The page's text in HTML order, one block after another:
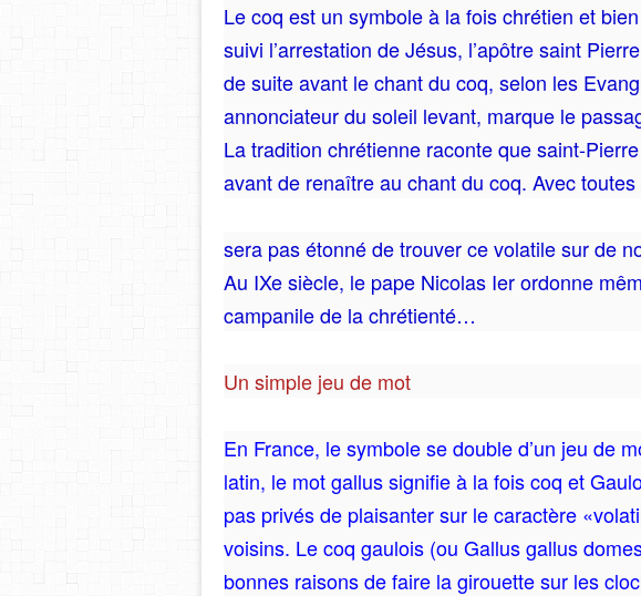
Le coq est un symbole à la fois chrétien et
suivi l’arrestation deJésus, l’apôtre saint
de suite avant le chant du coq, selon les
annonciateur du soleil levant, marque le
La tradition chrétienne raconte que saint-
avant de renaître au chant du coq. Avec
sera pas étonné de trouver ce volatile sur de
Au IXe siècle, le pape Nicolas Ier ordonne
campanile de la chrétienté…
Un simple jeu de mot
En France, le symbole se double d’un jeu de
latin, le mot gallus signifie à la fois coq et
pas privés de plaisanter sur le caractère
voisins. Le coq gaulois (ou Gallus gallus
bonnes raisons de faire la girouette sur les